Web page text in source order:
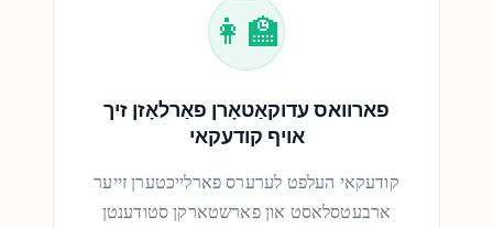
👩‍🏫
פארוואס עדוקאַטאָרן פאַרלאָזן זיך
אויף קודעקאי
קודעקאי העלפט לערערס פארלייכטערן זייער
ארבעטסלאסט און פארשטארקן סטודענטן